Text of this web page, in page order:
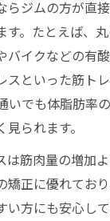
らジムの方が直
す。たとえば、
バイクなどの有
スといった筋ト
いでも体脂肪率
られます。
は筋肉量の増加
矯正に優れてお
い方にも安心し